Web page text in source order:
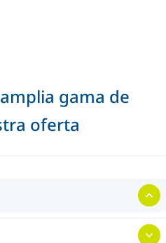
gama de
oferta